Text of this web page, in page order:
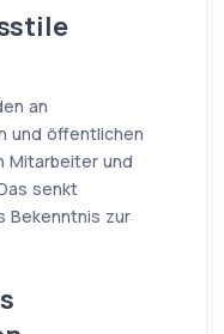
an
und öffentlichen
Mitarbeiter und
senkt
Bekenntnis zur